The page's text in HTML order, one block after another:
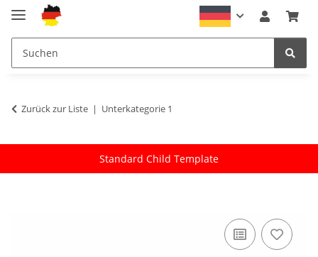
Zurück zur Liste Unterkategorie 1
Standard Child Template